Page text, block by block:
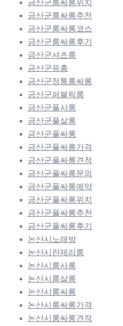
금산군룸싸롱위치
금산군룸싸롱추천
금산군룸싸롱코스
금산군룸싸롱후기
금산군셔츠룸
금산군유흥
금산군정통룸싸롱
금산군퍼블릭룸
금산군풀사롱
금산군풀살롱
금산군풀싸롱
금산군풀싸롱가격
금산군풀싸롱견적
금산군풀싸롱문의
금산군풀싸롱예약
금산군풀싸롱위치
금산군풀싸롱추천
금산군풀싸롱후기
논산시노래방
논산시란제리룸
논산시룸사롱
논산시룸살롱
논산시룸싸롱
논산시룸싸롱가격
논산시룸싸롱견적